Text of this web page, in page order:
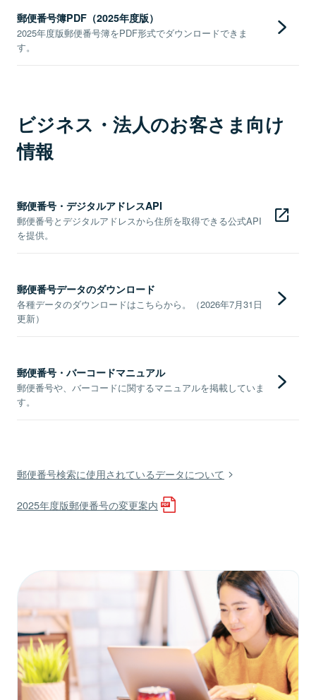
郵便番号簿PDF（2025年度版）
2025年度版郵便番号簿をPDF形式でダウンロードできま
す。
ビジネス・法人のお客さま向け
情報
郵便番号・デジタルアドレスAPI
郵便番号とデジタルアドレスから住所を取得できる公式API
を提供。
郵便番号データのダウンロード
各種データのダウンロードはこちらから。（2026年7月31日
更新）
郵便番号・バーコードマニュアル
郵便番号や、バーコードに関するマニュアルを掲載していま
す。
郵便番号検索に使用されているデータについて
2025年度版郵便番号の変更案内